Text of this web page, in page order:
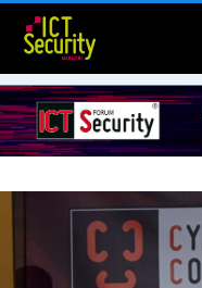
Salta
contenuto